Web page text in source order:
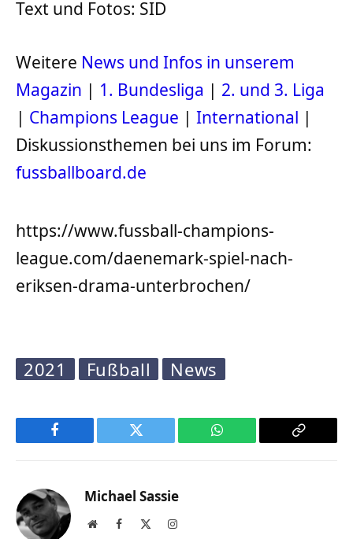
Text und Fotos: SID
Weitere News und Infos in unserem
Magazin | 1. Bundesliga | 2. und 3. Liga
| Champions League | International |
Diskussionsthemen bei uns im Forum:
fussballboard.de
https://www.fussball-champions-
league.com/daenemark-spiel-nach-
eriksen-drama-unterbrochen/
2021 Fußball News
Facebook Twitter WhatsApp
Copy
Michael Sassie
WebsiteFacebook Instagram